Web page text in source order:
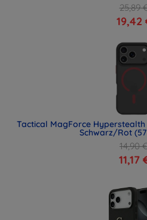
25,89
19,42
Tactical MagForce Hyperstealth
Schwarz/Rot
14,90
11,17